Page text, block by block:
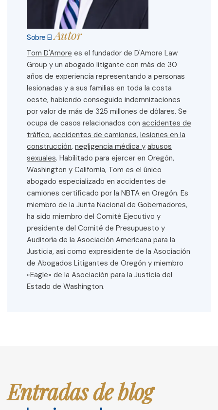
Sobre ElAutor
Tom D'Amore es el fundador de D'Amore Law
Group y un abogado litigante con más de 30
años de experiencia representando a personas
lesionadas y a sus familias en toda la costa
oeste, habiendo conseguido indemnizaciones
por valor de más de 325 millones de dólares. Se
ocupa de casos relacionados con accidentes de
tráfico, accidentes de camiones, lesiones en la
construcción, negligencia médica y abusos
sexuales. Habilitado para ejercer en Oregón,
Washington y California, Tom es el único
abogado especializado en accidentes de
camiones certificado por la NBTA en Oregón. Es
miembro de la Junta Nacional de Gobernadores,
ha sido miembro del Comité Ejecutivo y
presidente del Comité de Presupuesto y
Auditoría de la Asociación Americana para la
Justicia, así como expresidente de la Asociación
de Abogados Litigantes de Oregón y miembro
«Eagle» de la Asociación para la Justicia del
Estado de Washington.
Entradas de blog